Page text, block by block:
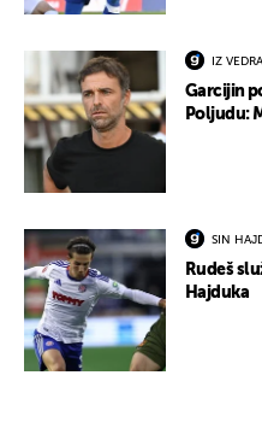
IZ
Garcijin
Poljudu:
SIN
Rudeš
Hajduka